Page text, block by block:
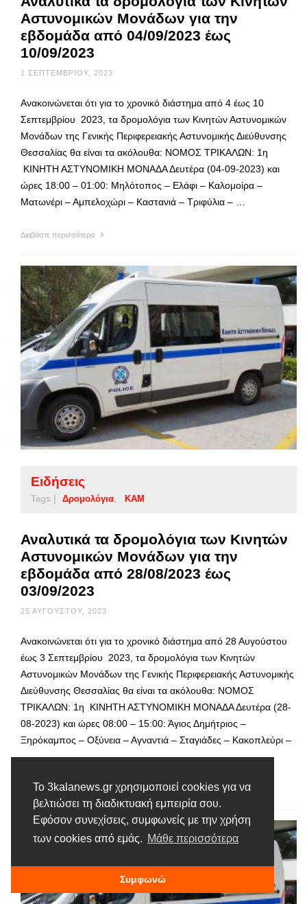
Το 3kalanews.gr χρησιμοποιεί cookies για να
βελτιώσει τη διαδικτυακή εμπειρία σου.
Εφόσον συνεχίσεις, συμφωνείς με την χρήση
των cookies από εμάς. Μάθε περισσότερα
Συμφωνώ
Αστυνομικών Μονάδων για την
εβδομάδα από 04/09/2023 έως
10/09/2023
1 ΣΕΠΤΕΜΒΡΊΟΥ, 2023
Ανακοινώνεται ότι για το χρονικό διάστημα από 4 έως 10
Σεπτεμβρίου 2023, τα δρομολόγια των Κινητών Αστυνομικών
Μονάδων της Γενικής Περιφερειακής Αστυνομικής Διεύθυνσης
Θεσσαλίας θα είναι τα ακόλουθα: ΝΟΜΟΣ ΤΡΙΚΑΛΩΝ: 1η
ΚΙΝΗΤΗ ΑΣΤΥΝΟΜΙΚΗ ΜΟΝΑΔΑ Δευτέρα (04-09-2023) και
ώρες 18:00 – 01:00: Μηλότοπος – Ελάφι – Καλομοίρα –
Ματωνέρι – Αμπελοχώρι – Καστανιά – Τριφύλια – …
Διαβάστε περισσότερα
Ειδήσεις
Tags | Δρομολόγια ΚΑΜ
Αναλυτικά τα δρομολόγια των Κινητών
Αστυνομικών Μονάδων για την
εβδομάδα από 28/08/2023 έως
03/09/2023
25 ΑΥΓΟΎΣΤΟΥ, 2023
Ανακοινώνεται ότι για το χρονικό διάστημα από 28 Αυγούστου
έως 3 Σεπτεμβρίου 2023, τα δρομολόγια των Κινητών
Αστυνομικών Μονάδων της Γενικής Περιφερειακής Αστυνομικής
Διεύθυνσης Θεσσαλίας θα είναι τα ακόλουθα: ΝΟΜΟΣ
ΤΡΙΚΑΛΩΝ: 1η ΚΙΝΗΤΗ ΑΣΤΥΝΟΜΙΚΗ ΜΟΝΑΔΑ Δευτέρα (28-
08-2023) και ώρες 08:00 – 15:00: Άγιος Δημήτριος –
Ξηρόκαμπος – Οξύνεια – Αγναντιά – Σταγιάδες – Κακοπλεύρι –
…
Διαβάστε περισσότερα